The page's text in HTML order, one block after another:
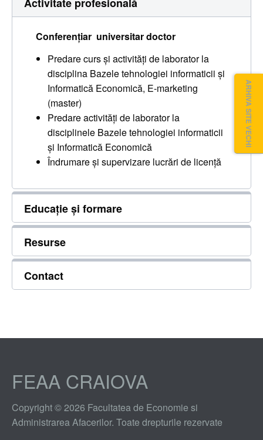
Conferenţiar universitar doctor
Predare curs şi activităţi de laborator la
disciplina Bazele tehnologiei informaticii şi
Informatică Economică, E-marketing
(master)
Predare activităţi de laborator la
disciplinele Bazele tehnologiei informaticii
şi Informatică Economică
Îndrumare şi supervizare lucrări de licenţă
Educație și formare
Resurse
Contact
FEAA CRAIOVA
Copyright © 2026 Facultatea de Economie si
Administrarea Afacerilor. Toate drepturile rezervate
ARHIVA SITE VECHI